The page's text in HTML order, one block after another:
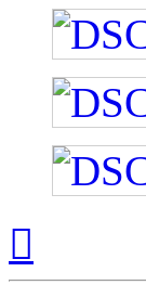
началу